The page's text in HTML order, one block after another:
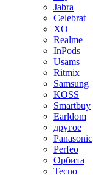
Jabra
Celebrat
XO
Realme
InPods
Usams
Ritmix
Samsung
KOSS
Smartbuy
Earldom
другое
Panasonic
Perfeo
Орбита
Tecno